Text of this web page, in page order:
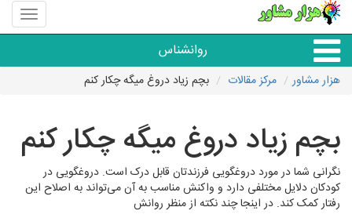
منوی
سایت
مشاور
روانشناس
گروه روانشناسی
هزار مشاور مرکز مقالات بچم زیاد دروغ میگه چکار کنم
بچم زیاد دروغ میگه چکار کنم
نگرانی شما در مورد دروغگویی فرزندتان قابل درک است. دروغگویی در
کودکان دلایل مختلفی دارد و واکنش مناسب به آن می‌تواند به اصلاح این
رفتار کمک کند. در اینجا چند نکته از منظر روانش